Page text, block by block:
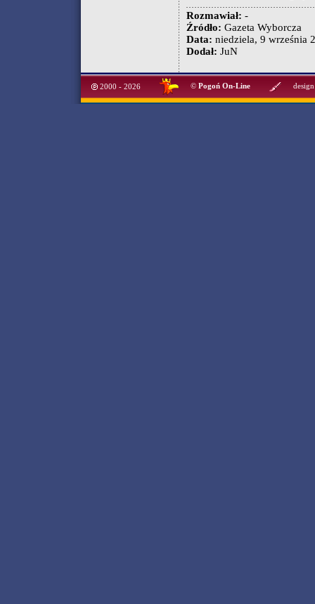
Rozmawiał: -
Źródło: Gazeta Wyborcza
Data: niedziela, 9 września
Dodał: JuN
2000 - 2026 © Pogoń On-Line